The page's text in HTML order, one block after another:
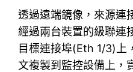
透過遠端鏡像，來源連
經過兩台裝置的級聯連
目標連接埠(Eth 1/3)上
文複製到監控設備上，